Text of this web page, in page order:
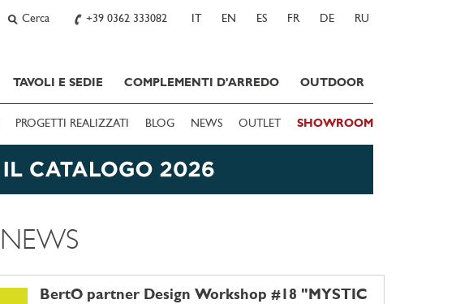
Cerca +39 0362 333082 IT EN ES FR DE RU
TAVOLI E SEDIE COMPLEMENTI D'ARREDO OUTDOOR
PROGETTI REALIZZATI BLOG NEWS OUTLET SHOWROOM
NEWS
BertO partner Design Workshop #18 "MYSTIC